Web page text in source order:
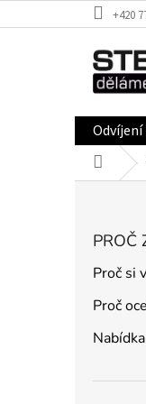
na
+420
Domů
PROČ
Proč si
Proč